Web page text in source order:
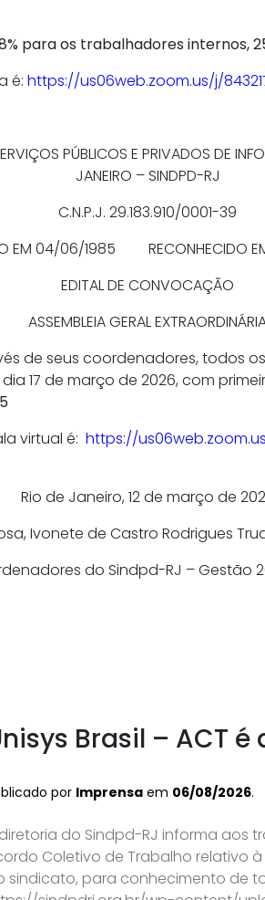
para os trabalhadores
é: https://us06web.zoom.us/j/
PÚBLICOS E PRIVADOS DE
JANEIRO – SINDPD-RJ
C.N.P.J. 29.183.910/0001-39
EM 04/06/1985 RECONHECIDO
EDITAL DE CONVOCAÇÃO
ASSEMBLEIA GERAL
de seus coordenadores, todos
17 de março de 2026, com
virtual é: https://
Rio de Janeiro, 12 de março de
Ivonete de Castro Rodrigues
do Sindpd-RJ – Gestão
Brasil – ACT
por Imprensa em 06/08/2026.
do Sindpd-RJ informa aos
Coletivo de Trabalho relativo
sindicato, para conhecimento de